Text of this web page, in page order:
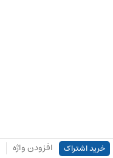
خرید اشتراک افزودن واژه